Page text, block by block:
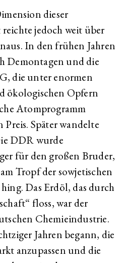
dieser
jedoch weit über
In den frühen Jahren
Demontagen und die
die unter enormen
ökologischen Opfern
Atomprogramm
Später wandelte
DDR wurde
für den großen Bruder,
Tropf der sowjetischen
Das Erdöl, das durch
floss, war der
Chemieindustrie.
Jahren begann, die
anzupassen und die